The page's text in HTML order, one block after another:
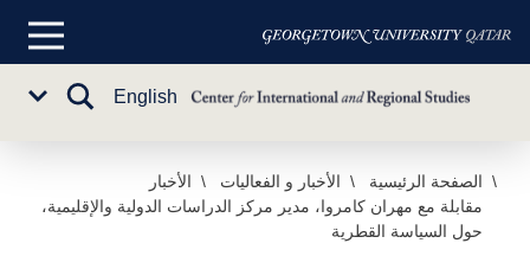
تخطي
المحتوى
القائمة
English
تبديل
الصفحة الرئيسية الأخبار و الفعاليات
الأخبار
مقابلة مع مهران كامروا، مدير مركز الدراسات الدولية والإقليمية،
حول السياسة القطرية